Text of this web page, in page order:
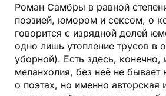
Роман Самбры в равной
поэзией, юмором и сексом, о
говорится с изрядной долей
одно лишь утопление трусов в
уборной). Есть здесь, конечно,
меланхолия, без неё не бывает
о поэтах, но именно авторская